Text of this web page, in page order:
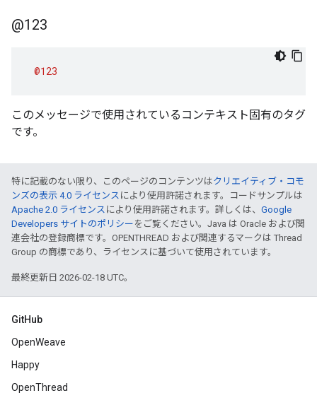
@123
@123
このメッセージで使用されているコンテキスト固有のタグ
です。
特に記載のない限り、このページのコンテンツはクリエイティブ・コモ
ンズの表示 4.0 ライセンス により使用許諾されます。コードサンプルは
Apache 2.0 ライセンス により使用許諾されます。詳しくは、 Google
Developers サイトのポリシー をご覧ください。Java は Oracle および関
連会社の登録商標です。OPENTHREAD および関連するマークは Thread
Group の商標であり、ライセンスに基づいて使用されています。
最終更新日 2026-02-18 UTC。
GitHub
OpenWeave
Happy
OpenThread